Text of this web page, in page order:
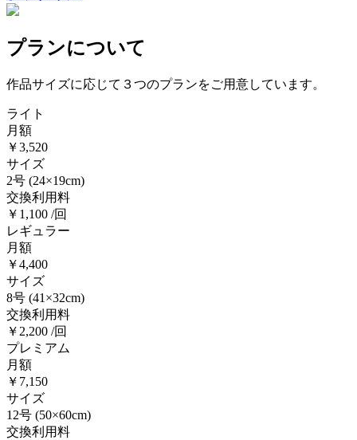
プランについて
作品サイズに応じて３つのプランをご用意しています。
ライト
月額
￥3,520
サイズ
2号 (24×19cm)
交換利用料
￥1,100 /回
レギュラー
月額
￥4,400
サイズ
8号 (41×32cm)
交換利用料
￥2,200 /回
プレミアム
月額
￥7,150
サイズ
12号 (50×60cm)
交換利用料